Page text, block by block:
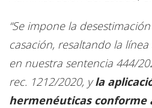
“Se impone la
casación, resaltando la
en nuestra sentencia 444/
rec. 1212/2020, yla
hermenéuticas conforme